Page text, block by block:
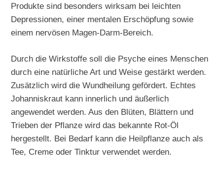
Produkte sind besonders wirksam bei leichten
Depressionen, einer mentalen Erschöpfung sowie
einem nervösen Magen-Darm-Bereich.
Durch die Wirkstoffe soll die Psyche eines Menschen
durch eine natürliche Art und Weise gestärkt werden.
Zusätzlich wird die Wundheilung gefördert. Echtes
Johanniskraut kann innerlich und äußerlich
angewendet werden. Aus den Blüten, Blättern und
Trieben der Pflanze wird das bekannte Rot-Öl
hergestellt. Bei Bedarf kann die Heilpflanze auch als
Tee, Creme oder Tinktur verwendet werden.